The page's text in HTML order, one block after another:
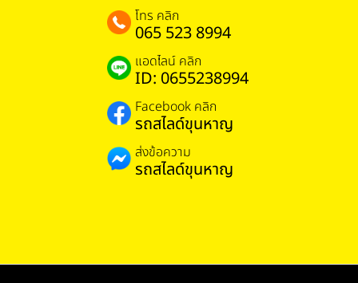
โทร คลิก
065 523 8994
แอดไลน์ คลิก
ID: 0655238994
Facebook คลิก
รถสไลด์ขุนหาญ
ส่งข้อความ
รถสไลด์ขุนหาญ